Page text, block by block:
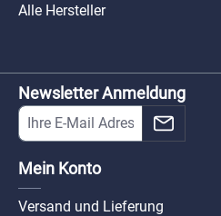
Alle Hersteller
Newsletter Anmeldung
Mein Konto
Versand und Lieferung